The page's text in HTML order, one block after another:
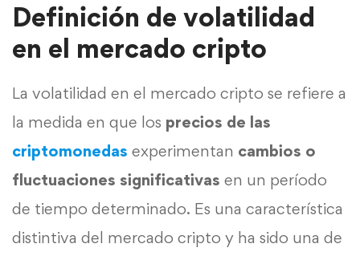
Definición de volatilidad
en el mercado cripto
La volatilidad en el mercado cripto se refiere a
la medida en que los precios de las
criptomonedas experimentan cambios o
fluctuaciones significativas en un período
de tiempo determinado. Es una característica
distintiva del mercado cripto y ha sido una de